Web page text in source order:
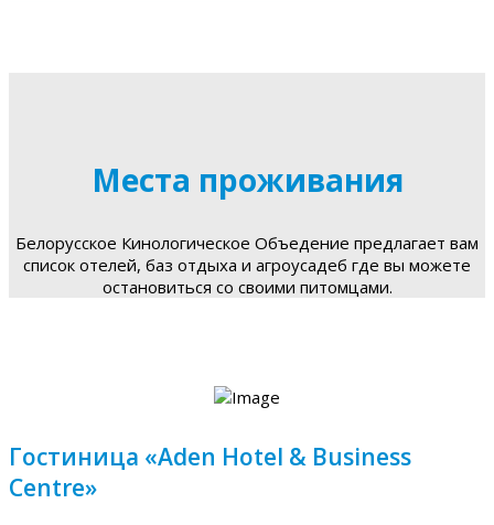
Места проживания
Белорусское Кинологическое Объедение предлагает вам
список отелей, баз отдыха и агроусадеб где вы можете
остановиться со своими питомцами.
Гостиница «Aden Hotel & Business
Centre»